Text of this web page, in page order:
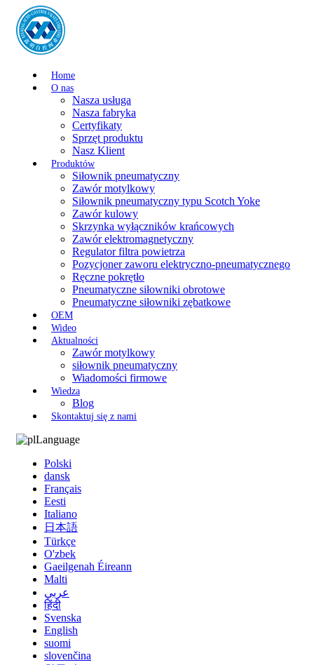
Home
O nas
Nasza usługa
Nasza fabryka
Certyfikaty
Sprzęt produktu
Nasz Klient
Produktów
Siłownik pneumatyczny
Zawór motylkowy
Siłownik pneumatyczny typu Scotch Yoke
Zawór kulowy
Skrzynka wyłączników krańcowych
Zawór elektromagnetyczny
Regulator filtra powietrza
Pozycjoner zaworu elektryczno-pneumatycznego
Ręczne pokrętło
Pneumatyczne siłowniki obrotowe
Pneumatyczne siłowniki zębatkowe
OEM
Wideo
Aktualności
Zawór motylkowy
siłownik pneumatyczny
Wiadomości firmowe
Wiedza
Blog
Skontaktuj się z nami
Language
Polski
dansk
Français
Eesti
Italiano
日本語
Türkçe
O'zbek
Gaeilgenah Éireann
Malti
عربي
हिंदी
Svenska
English
suomi
slovenčina